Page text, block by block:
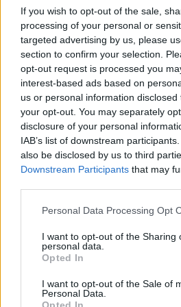
If you wish to opt-out of the sale,
processing of your personal or
targeted advertising by us, please
section to confirm your selection.
opt-out request is processed you
interest-based ads based on
us or personal information
your opt-out. You may separately
disclosure of your personal
IAB’s list of downstream
also be disclosed by us to third
Downstream Participants that may
Please note that this website/app
not limited to your visit or usage
grant or deny consent to Google
use your data for below specified
consent section.
Personal Data Processing Opt
I want to opt-out of the Sharing
personal data.
Opted In
I want to opt-out of the Sale of
Personal Data.
Opted In
Na predavanje se lahko prijavite
8. januarja 2024, na e-poštnem
barbara.gosnik@lura.siali
596.
Predavanje bo potekalo v učilnici
Ravne na Koroškem, na naslovu
na Koroškem.
Vljudno vabljeni vsi, ki želite v
prehranjevalne navade, urediti
kilogram, urediti hormone,
preprosto želite počutiti bolje v